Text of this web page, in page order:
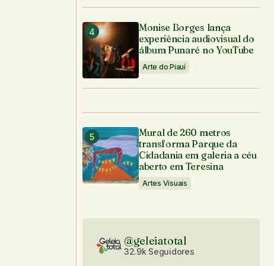
Monise Borges lança
experiência audiovisual do
álbum Punaré no YouTube
Arte do Piauí
Mural de 260 metros
transforma Parque da
Cidadania em galeria a céu
aberto em Teresina
Artes Visuais
@geleiatotal
32.9k Seguidores